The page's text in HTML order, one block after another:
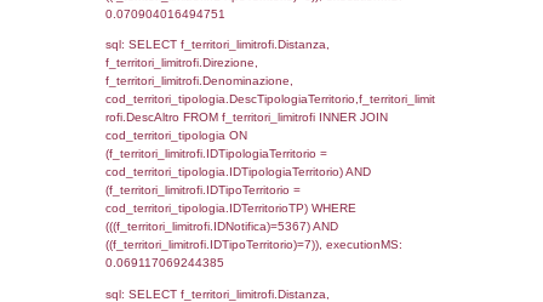
el_comuni.IstComune WHERE
(((f_confini.IDNotifica)=5367));,
0.00053501129150391
sql: SELECT
SEPARATOR '; ') AS DescAltro,
f_territori_limitrofi INNER JOIN
(f_territori_limitrofi.IDTipologiaTerritorio =
cod_territori_tipologia.IDTipologiaTerritorio
f_territori_limitrofi.IDTipoTerritorio =